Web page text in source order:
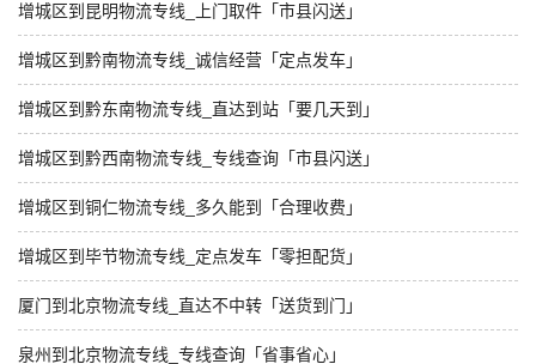
增城区到昆明物流专线_上门取件「市县闪送」
增城区到黔南物流专线_诚信经营「定点发车」
增城区到黔东南物流专线_直达到站「要几天到」
增城区到黔西南物流专线_专线查询「市县闪送」
增城区到铜仁物流专线_多久能到「合理收费」
增城区到毕节物流专线_定点发车「零担配货」
厦门到北京物流专线_直达不中转「送货到门」
泉州到北京物流专线_专线查询「省事省心」